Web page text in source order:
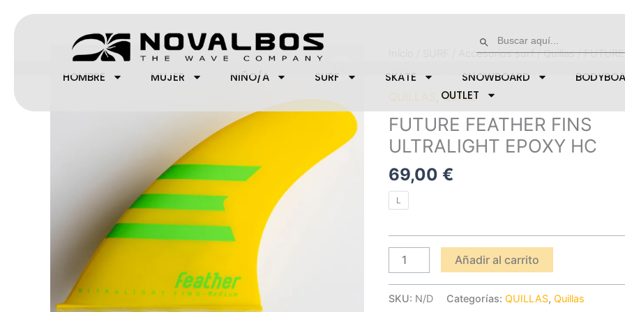
Botón de búsqueda
HOMBRE MUJER NIÑO/A SURF SKATE SNOWBOARD
OUTLET
Accesorios surf/Quillas/ FUTURE
QUILLAS ,Quillas
FUTURE FEATHER FINS
ULTRALIGHT EPOXY HC
69,00€
L
EPOXY
HC
Añadir al carrito
SKU: N/D Categorías:QUILLAS,Quillas